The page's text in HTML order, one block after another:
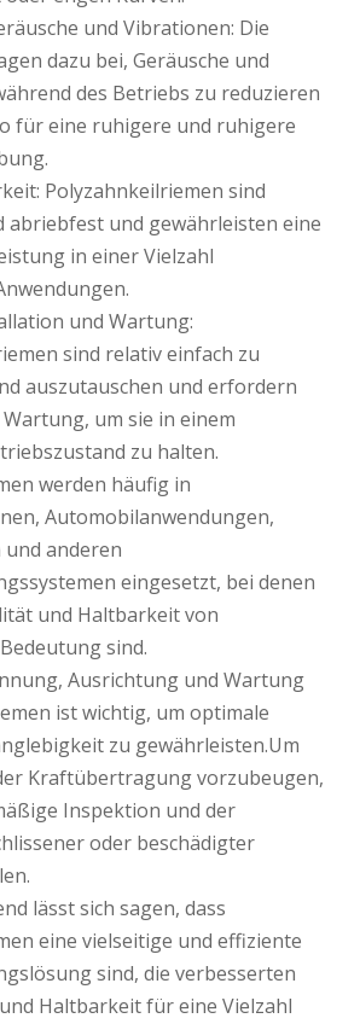
und Vibrationen: Die
dazu bei, Geräusche und
des Betriebs zu reduzieren
für eine ruhigere und ruhigere
Polyzahnkeilriemen sind
abriebfest und gewährleisten eine
in einer Vielzahl
und Wartung:
sind relativ einfach zu
auszutauschen und erfordern
um sie in einem
zu halten.
werden häufig in
Automobilanwendungen,
und anderen
eingesetzt, bei denen
und Haltbarkeit von
sind.
Ausrichtung und Wartung
ist wichtig, um optimale
zu gewährleisten.Um
Kraftübertragung vorzubeugen,
Inspektion und der
oder beschädigter
lässt sich sagen, dass
eine vielseitige und effiziente
sind, die verbesserten
Haltbarkeit für eine Vielzahl